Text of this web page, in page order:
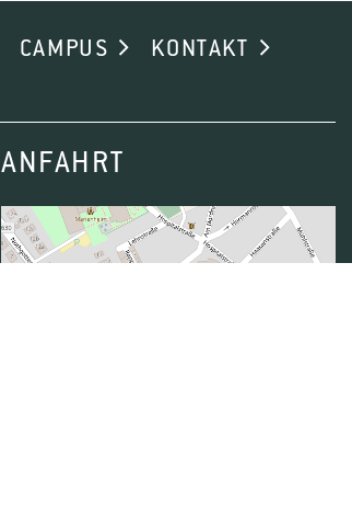
CAMPUS
KONTAKT
ANFAHRT